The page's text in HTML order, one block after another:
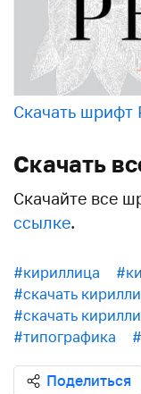
Скачать шрифт
Скачать
Скачайте все
ссылке.
#кириллица
#скачать
#скачать
#типографика
Поделиться